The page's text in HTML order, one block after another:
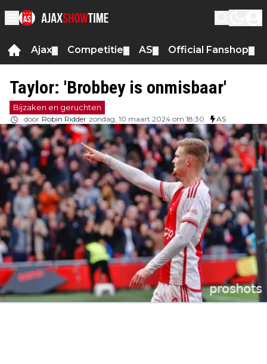
Ajax Competitie AS Official Fanshop
Taylor: 'Brobbey is onmisbaar'
Bijzaken en geruchten
door Robin Ridder zondag, 10 maart 2024 om 18:30 AS